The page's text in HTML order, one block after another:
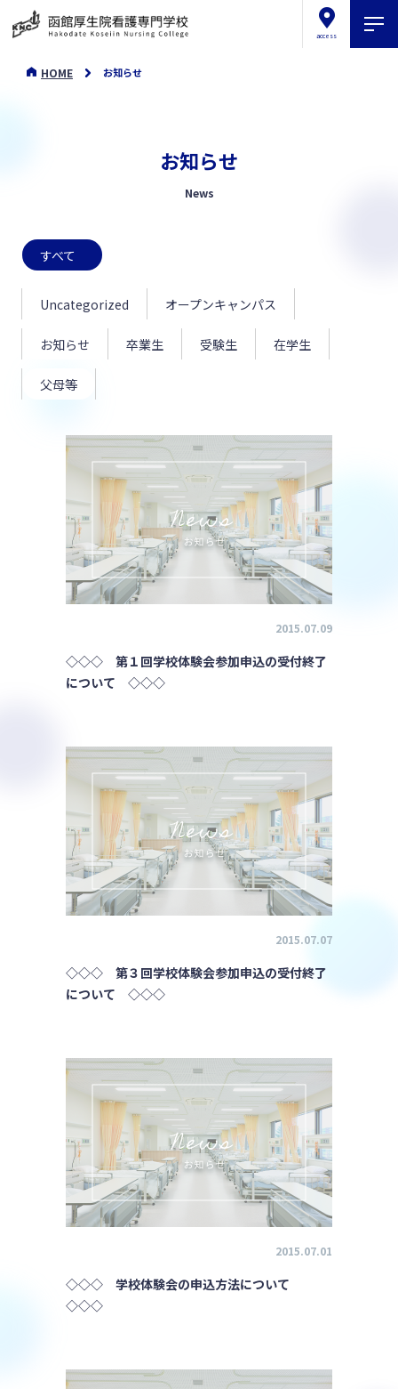
access
HOME お知らせ
お知らせ
News
すべて
Uncategorized オープンキャンパス
お知らせ 卒業生 受験生 在学生
父母等
2015.07.09
◇◇◇ 第１回学校体験会参加申込の受付終了
について ◇◇◇
2015.07.07
◇◇◇ 第３回学校体験会参加申込の受付終了
について ◇◇◇
2015.07.01
◇◇◇ 学校体験会の申込方法について
◇◇◇